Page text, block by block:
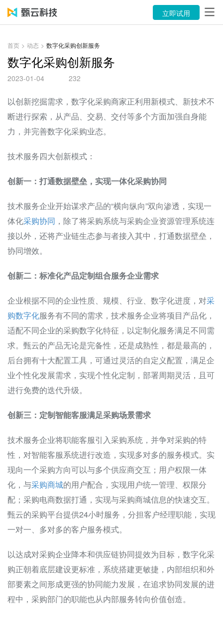
产品
案例
资源中心
关于
语言
售前咨询：400-116-6869
售后服务：400-116-0808
立即试用
首页 > 动态 > 数字化采购创新服务
数字化采购创新服务
2023-01-04 232
以创新挖掘需求，数字化采购商家正利用新模式、新技术不
断进行探索，从产品、交易、交付等多个方面加强自身能
力，并完善数字化采购业态。
技术服务四大创新模式：
创新一：打通数据壁垒，实现一体化采购协同
技术服务企业开始谋求产品的“横向纵向”双向渗透，实现一
体化采购协同 ，除了将采购系统与采购企业资源管理系统连
接以外，还将产业链生态参与者接入其中，打通数据壁垒，
协同增效。
创新二：标准化产品定制组合服务企业需求
企业根据不同的企业性质、规模、行业、数字化进度，对采
购数字化服务有不同的需求，技术服务企业将项目产品化，
适配不同企业的采购数字化特征，以定制化服务满足不同需
求。甄云的产品无论是完备性，还是成熟性，都是最高的，
后台拥有十大配置工具，可通过灵活的自定义配置，满足企
业个性化发展需求，实现个性化定制，部署周期灵活，且可
进行免费的迭代升级。
创新三：定制智能客服满足采购场景需求
技术服务企业将职能客服引入采购系统，并争对采购的特
性，对智能客服系统进行改造，实现多对多的服务模式。实
现向一个采购方向可以与多个供应商交互；用户权限一体
化，与采购商城的用户配合，实现用户统一管理、权限分
配；采购电商数据打通，实现与采购商城信息的快速交互。
甄云的采购平台提供24小时服务，分担客户经理职能，实现
一对一、多对多的客户服务模式。
以达成对采购企业降本和供应链协同提效为目标，数字化采
购正朝着底层建设更标准，系统搭建更敏捷，内部组织和外
部要素之间形成更强的协同能力发展，在追求协同发展的进
程中，采购部门的职能也从内部服务转向价值创造。